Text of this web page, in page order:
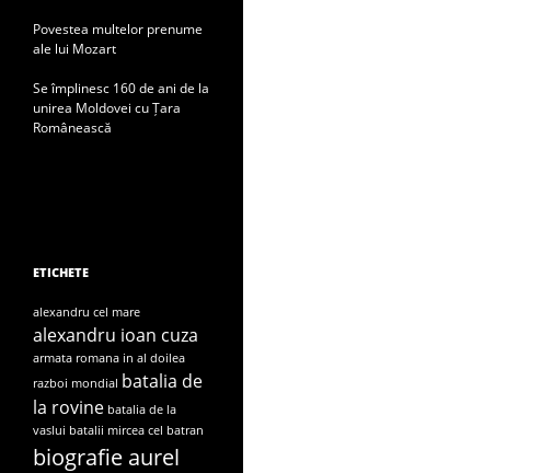
Povestea multelor prenume
ale lui Mozart
Se împlinesc 160 de ani de la
unirea Moldovei cu Țara
Românească
ETICHETE
alexandru cel mare
alexandru ioan cuza
armata romana in al doilea
razboi mondial batalia de
la rovine batalia de la
vaslui batalii mircea cel batran
biografie aurel